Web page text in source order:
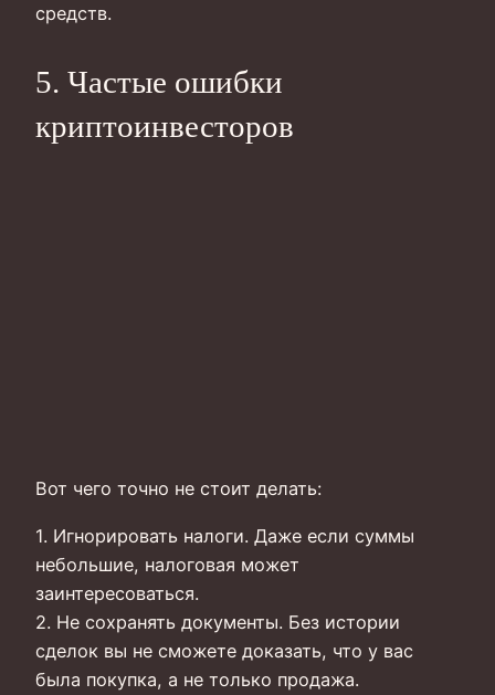
средств.
5. Частые ошибки
криптоинвесторов
Вот чего точно не стоит делать:
1. Игнорировать налоги. Даже если суммы
небольшие, налоговая может
заинтересоваться.
2. Не сохранять документы. Без истории
сделок вы не сможете доказать, что у вас
была покупка, а не только продажа.